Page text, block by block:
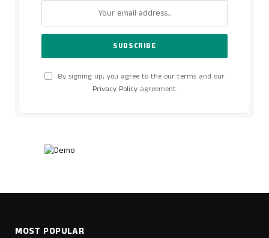
By signing up, you agree to the our terms and our
Privacy Policyagreement.
MOST POPULAR